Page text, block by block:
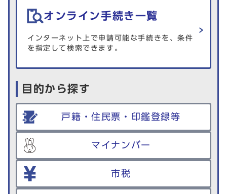
オンライン手続き一覧
インターネット上で申請可能な手続きを、条件
を指定して検索できます。
目的から探す
戸籍・住民票・印鑑登録等
マイナンバー
市税